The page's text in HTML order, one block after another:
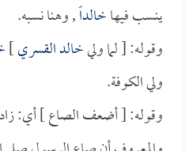
ينسب فيهاخالداً, وهنا نسبه.
وقوله: [ لما وليخالد القسري]
ولي الكوفة.
وقوله: [ أضعف الصاع ] أي: